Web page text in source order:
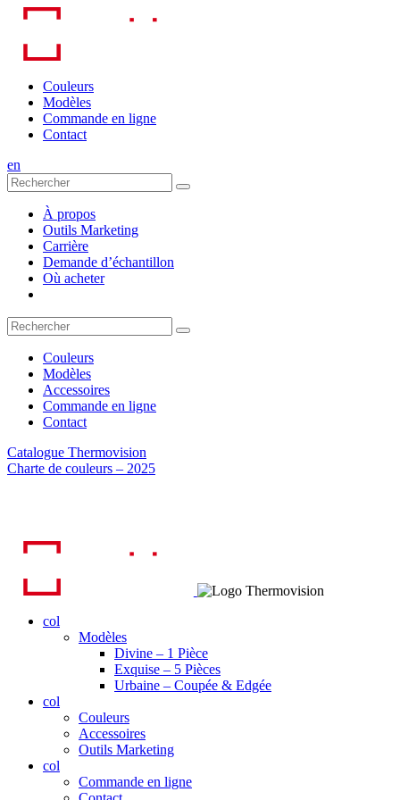
Skip
content
Couleurs
Modèles
Commande en ligne
Contact
en
À propos
Outils Marketing
Carrière
Demande d’échantillon
Où acheter
Couleurs
Modèles
Accessoires
Commande en ligne
Contact
Navigation
de
Catalogue Thermovision
Charte de couleurs – 2025
col
Modèles
Divine – 1 Pièce
Exquise – 5 Pièces
Urbaine – Coupée & Edgée
col
Couleurs
Accessoires
Outils Marketing
col
Commande en ligne